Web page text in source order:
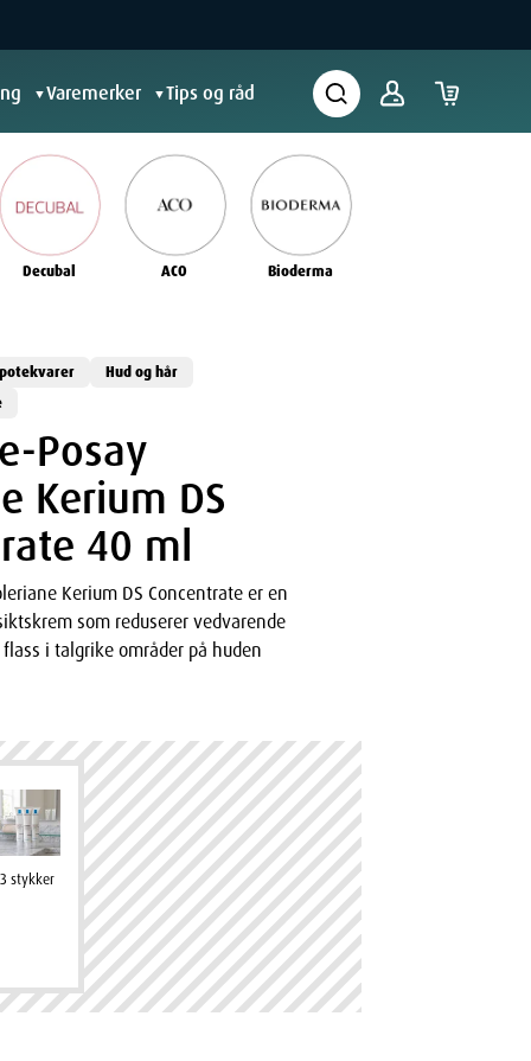
▼Varemerker ▼Tips og råd
Decubal ACO Bioderma
Hud og hår
Posay
Kerium DS
40 ml
Kerium DS Concentrate er en
som reduserer vedvarende
i talgrike områder på huden
3 stykker